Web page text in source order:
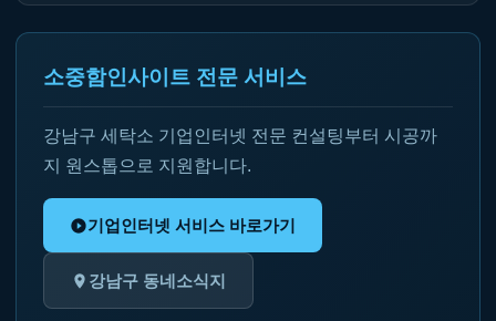
소중함인사이트 전문 서비스
강남구 세탁소 기업인터넷 전문 컨설팅부터 시공까
지 원스톱으로 지원합니다.
기업인터넷 서비스 바로가기
강남구 동네소식지